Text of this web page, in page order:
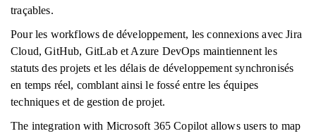
traçables.
Pour les workflows de développement, les connexions avec Jira
Cloud, GitHub, GitLab et Azure DevOps maintiennent les
statuts des projets et les délais de développement synchronisés
en temps réel, comblant ainsi le fossé entre les équipes
techniques et de gestion de projet.
The integration with Microsoft 365 Copilot allows users to map